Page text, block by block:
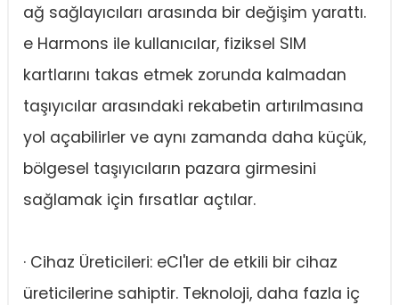
ağ sağlayıcıları arasında bir değişim yarattı.
e Harmons ile kullanıcılar, fiziksel SIM
kartlarını takas etmek zorunda kalmadan
taşıyıcılar arasındaki rekabetin artırılmasına
yol açabilirler ve aynı zamanda daha küçük,
bölgesel taşıyıcıların pazara girmesini
sağlamak için fırsatlar açtılar.
· Cihaz Üreticileri: eCI'ler de etkili bir cihaz
üreticilerine sahiptir. Teknoloji, daha fazla iç